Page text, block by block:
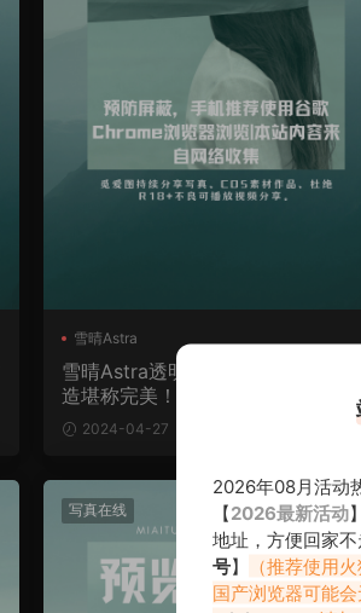
雪晴Astra
雪晴Astra透明女仆图，个人形象塑
造堪称完美！
2024-04-27
写真在线
2026年08月活动
【2026最新活动
地址，方便回家不
号】
（推荐使用
国产浏览器可能